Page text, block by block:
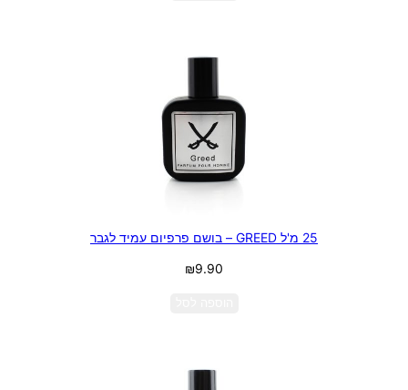
25 מ'ל GREED – בושם פרפיום עמיד לגבר
₪9.90